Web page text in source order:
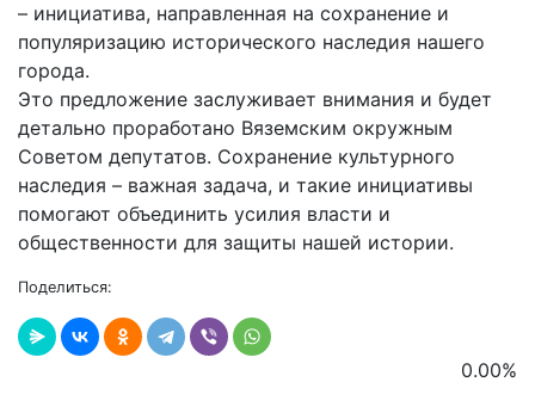
– инициатива, направленная на сохранение и
популяризацию исторического наследия нашего
города.
Это предложение заслуживает внимания и будет
детально проработано Вяземским окружным
Советом депутатов. Сохранение культурного
наследия – важная задача, и такие инициативы
помогают объединить усилия власти и
общественности для защиты нашей истории.
Поделиться:
0.00%